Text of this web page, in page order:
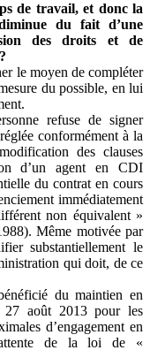
de travail, et donc la
du fait d’une
des droits et de
le moyen de compléter
du possible, en lui
refuse de signer
conformément à la
des clauses
d’un agent en CDI
du contrat en cours
immédiatement
non équivalent »
Même motivée par
substantiellement le
qui doit, de ce
du maintien en
août 2013 pour les
d’engagement en
de la loi de «